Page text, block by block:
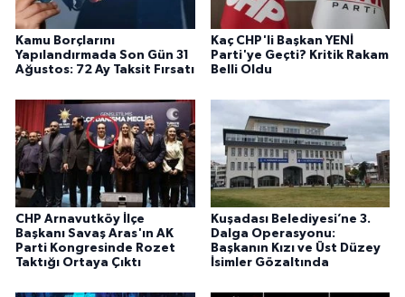
Kamu Borçlarını
Yapılandırmada Son Gün 31
Ağustos: 72 Ay Taksit Fırsatı
Kaç CHP'li Başkan YENİ
Parti'ye Geçti? Kritik Rakam
Belli Oldu
CHP Arnavutköy İlçe
Başkanı Savaş Aras'ın AK
Parti Kongresinde Rozet
Taktığı Ortaya Çıktı
Kuşadası Belediyesi’ne 3.
Dalga Operasyonu:
Başkanın Kızı ve Üst Düzey
İsimler Gözaltında